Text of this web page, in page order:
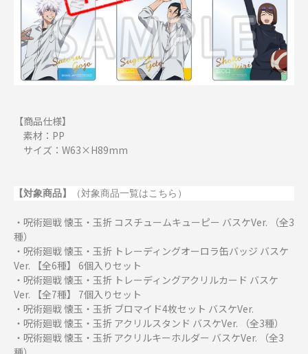
【商品仕様】
素材：PP
サイズ：W63×H89mm
【対象商品】 （対象商品一覧はこちら）
・呪術廻戦 懐玉・玉折 コスチュームキューピー バスケVer. （全3
種）
・呪術廻戦 懐玉・玉折 トレーディングオーロラ缶バッジ バスケ
Ver. 【全6種】 6個入りセット
・呪術廻戦 懐玉・玉折 トレーディングアクリルカード バスケ
Ver. 【全7種】 7個入りセット
・呪術廻戦 懐玉・玉折 ブロマイド4枚セット バスケVer.
・呪術廻戦 懐玉・玉折 アクリルスタンド バスケVer. （全3種）
・呪術廻戦 懐玉・玉折 アクリルキーホルダー バスケVer. （全3